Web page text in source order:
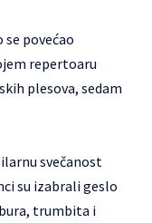
povećao
repertoaru
plesova, sedam
svečanost
su izabrali geslo
trumbita i